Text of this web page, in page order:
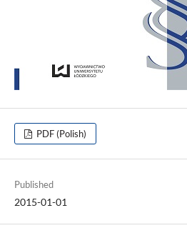
PDF (Polish)
Published
2015-01-01